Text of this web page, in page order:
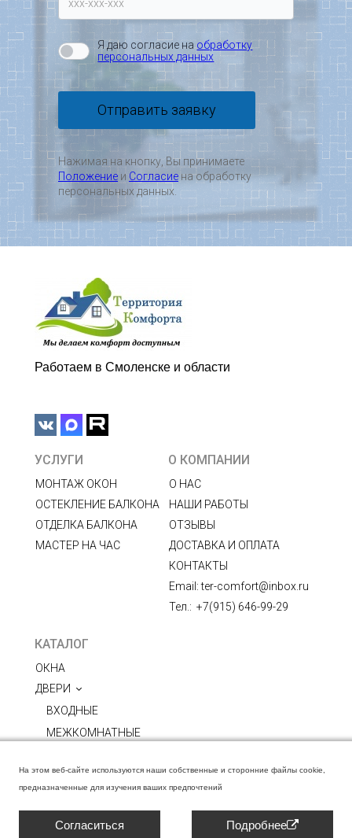
Я даю согласие наобработку
персональных данных
Отправить заявку
Нажимая на кнопку, Вы принимаете
Положение и Согласиена обработку
персональных данных.
Работаем в Смоленске и области
О КОМПАНИИ
О НАС
НАШИ РАБОТЫ
ОТЗЫВЫ
ДОСТАВКА И ОПЛАТА
КОНТАКТЫ
Email: ter-comfort@inbox.ru
Тел.:  +7(915) 646-99-29
УСЛУГИ
МОНТАЖ ОКОН
ОСТЕКЛЕНИЕ БАЛКОНА
ОТДЕЛКА БАЛКОНА
МАСТЕР НА ЧАС
КАТАЛОГ
ОКНА
ДВЕРИ
ВХОДНЫЕ
МЕЖКОМНАТНЫЕ
МЕБЕЛЬ ПОД СТАРИНУ
НАТЯЖНЫЕ ПОТОЛКИ
На этом веб-сайте используются наши собственные и сторонние файлы cookie,
предназначенные для изучения ваших предпочтений
Согласиться Подробнее